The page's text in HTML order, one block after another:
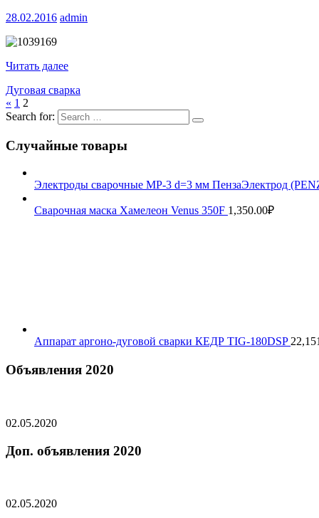
28.02.2016 admin
Читать далее
Дуговая сварка
« 1 2
Search for:
Случайные товары
Электроды сварочные МР-3 d=3 мм ПензаЭлектрод
Сварочная маска Хамелеон Venus 350F 1,350.00₽
Аппарат аргоно-дуговой сварки КЕДР TIG-180DSP
Объявления 2020
02.05.2020
Доп. объявления 2020
02.05.2020